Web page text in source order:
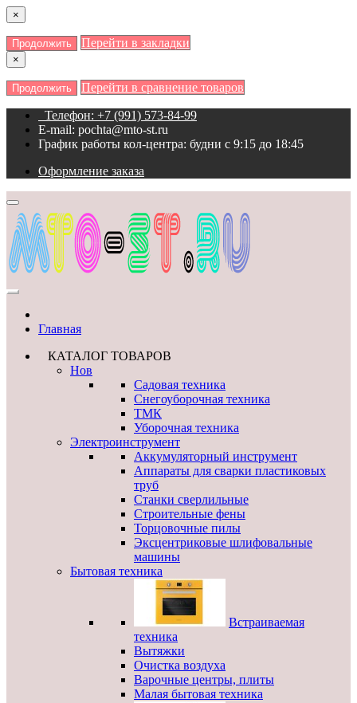
×
Продолжить Перейти в закладки
×
Продолжить Перейти в сравнение товаров
Телефон: +7 (991) 573-84-99
E-mail: pochta@mto-st.ru
График работы кол-центра: будни с 9:15 до 18:45
Оформление заказа
Главная
КАТАЛОГ ТОВАРОВ
Нов
Садовая техника
Снегоуборочная техника
ТМК
Уборочная техника
Электроинструмент
Аккумуляторный инструмент
Аппараты для сварки пластиковых
труб
Станки сверлильные
Строительные фены
Торцовочные пилы
Эксцентриковые шлифовальные
машины
Бытовая техника
Встраиваемая
техника
Вытяжки
Очистка воздуха
Варочные центры, плиты
Малая бытовая техника